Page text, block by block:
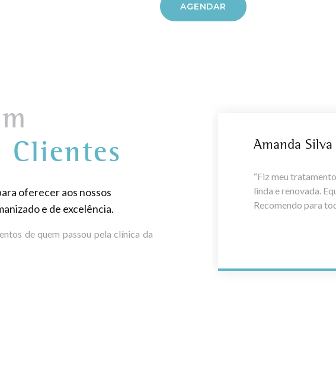
AGENDAR
Clientes
oferecer aos nossos
e de excelência.
de quem passou pela clínica da
Amanda Silva
“Fiz meu
linda e renovada.
Recomendo para